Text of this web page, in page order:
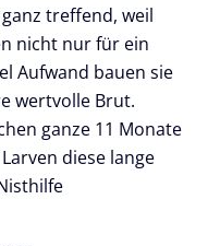
treffend, weil
nicht nur für ein
Aufwand bauen sie
wertvolle Brut.
ganze 11 Monate
diese lange